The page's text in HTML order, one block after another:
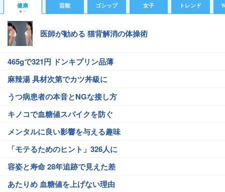
健康 芸能 ゴシップ 女子 トレンド
医師が勧める 猫背解消の体操術
465gで321円 ドンキプリン品薄
麻辣湯 具材次第でカツ丼級に
うつ病患者の本音とNGな接し方
キノコで血糖値スパイクを防ぐ
メンタルに良い影響を与える趣味
「モテるためのヒント」326人に
容姿と寿命 28年追跡で見えた差
あたりめ 血糖値を上げない理由